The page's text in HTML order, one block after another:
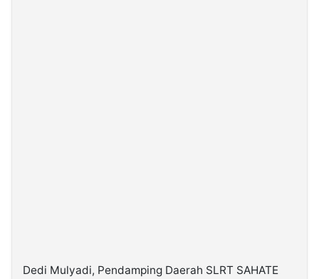
Dedi Mulyadi, Pendamping Daerah SLRT SAHATE